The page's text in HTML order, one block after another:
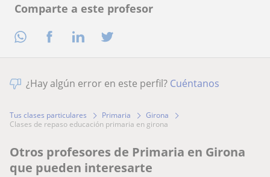
Comparte a este profesor
¿Hay algún error en este perfil? Cuéntanos
Tus clases particulares Primaria
Girona
clases de repaso educación primaria en girona
Otros profesores de Primaria en Girona
que pueden interesarte